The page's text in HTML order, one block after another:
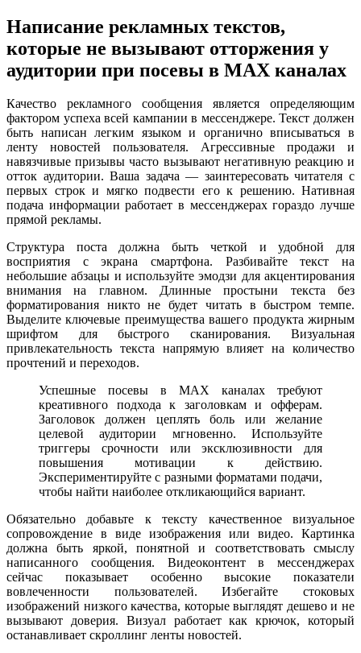
Написание рекламных текстов,
которые не вызывают отторжения у
аудитории при посевы в MAX каналах
Качество рекламного сообщения является определяющим
фактором успеха всей кампании в мессенджере. Текст должен
быть написан легким языком и органично вписываться в
ленту новостей пользователя. Агрессивные продажи и
навязчивые призывы часто вызывают негативную реакцию и
отток аудитории. Ваша задача — заинтересовать читателя с
первых строк и мягко подвести его к решению. Нативная
подача информации работает в мессенджерах гораздо лучше
прямой рекламы.
Структура поста должна быть четкой и удобной для
восприятия с экрана смартфона. Разбивайте текст на
небольшие абзацы и используйте эмодзи для акцентирования
внимания на главном. Длинные простыни текста без
форматирования никто не будет читать в быстром темпе.
Выделите ключевые преимущества вашего продукта жирным
шрифтом для быстрого сканирования. Визуальная
привлекательность текста напрямую влияет на количество
прочтений и переходов.
Успешные посевы в MAX каналах требуют
креативного подхода к заголовкам и офферам.
Заголовок должен цеплять боль или желание
целевой аудитории мгновенно. Используйте
триггеры срочности или эксклюзивности для
повышения мотивации к действию.
Экспериментируйте с разными форматами подачи,
чтобы найти наиболее откликающийся вариант.
Обязательно добавьте к тексту качественное визуальное
сопровождение в виде изображения или видео. Картинка
должна быть яркой, понятной и соответствовать смыслу
написанного сообщения. Видеоконтент в мессенджерах
сейчас показывает особенно высокие показатели
вовлеченности пользователей. Избегайте стоковых
изображений низкого качества, которые выглядят дешево и не
вызывают доверия. Визуал работает как крючок, который
останавливает скроллинг ленты новостей.